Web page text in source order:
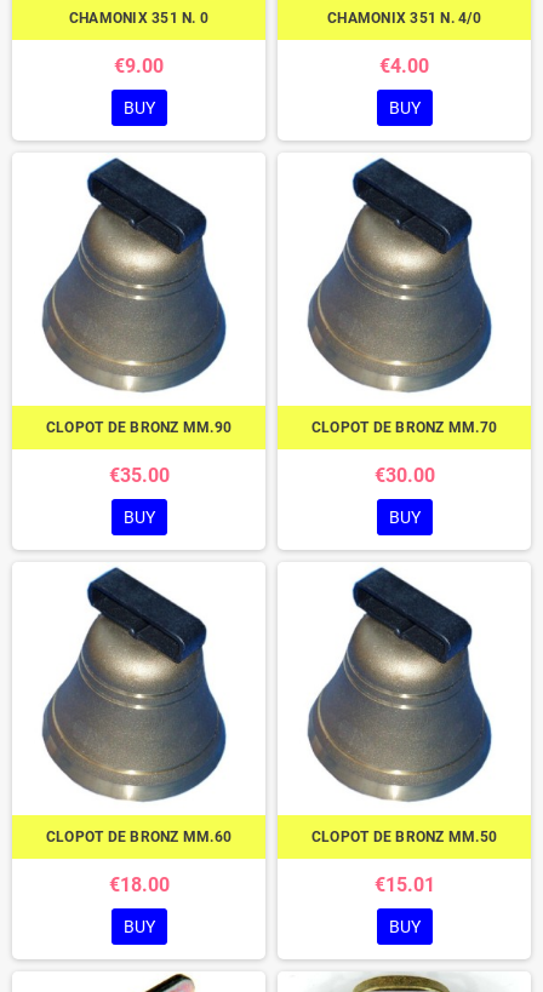
CHAMONIX 351 N. 0
€9.00
BUY
CHAMONIX 351 N. 4/0
€4.00
BUY
CLOPOT DE BRONZ MM.90
€35.00
BUY
CLOPOT DE BRONZ MM.70
€30.00
BUY
CLOPOT DE BRONZ MM.60
€18.00
BUY
CLOPOT DE BRONZ MM.50
€15.01
BUY